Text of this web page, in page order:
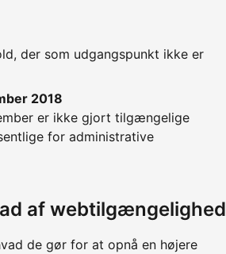
der som udgangspunkt ikke er
2018
er ikke gjort tilgængelige
for administrative
af webtilgængelighed
de gør for at opnå en højere